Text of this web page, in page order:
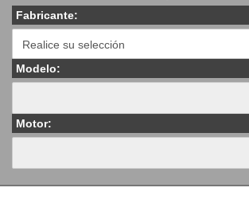
Fabricante:
Modelo:
Motor: